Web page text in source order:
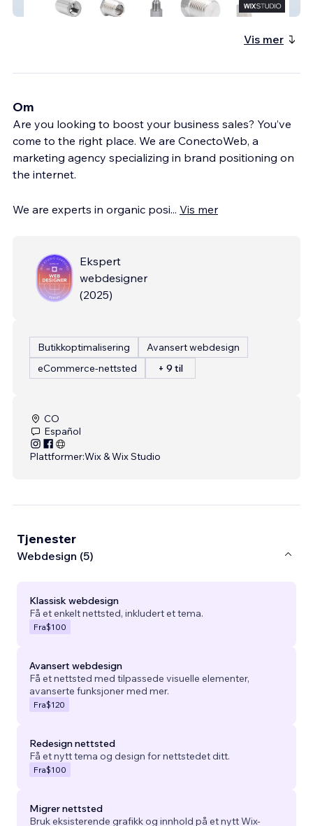
WillPar
Vis mer
Om
Are you looking to boost your business sales? You’ve
come to the right place. We are ConectoWeb, a
marketing agency specializing in brand positioning on
the internet.
We are experts in organic posi... Vis mer
Ekspert
webdesigner
(2025)
Butikkoptimalisering
Avansert webdesign
eCommerce-nettsted
+ 9 til
CO
Español
Plattformer:Wix & Wix Studio
Tjenester
Webdesign (5)
Klassisk webdesign
Få et enkelt nettsted, inkludert et tema.
Fra$100
Avansert webdesign
Få et nettsted med tilpassede visuelle elementer,
avanserte funksjoner med mer.
Fra$120
Redesign nettsted
Få et nytt tema og design for nettstedet ditt.
Fra$100
Migrer nettsted
Bruk eksisterende grafikk og innhold på et nytt Wix-